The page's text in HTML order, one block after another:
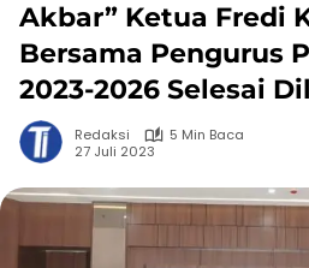
Akbar” Ketua Fredi
Bersama Pengurus
2023-2026 Selesai
Redaksi
5 Min Baca
27 Juli 2023